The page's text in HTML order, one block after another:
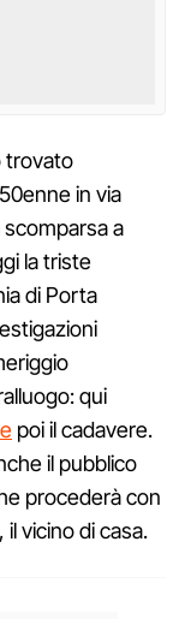
trovato
in via
scomparsa a
la triste
di Porta
qui
poi il cadavere.
il pubblico
procederà con
, il vicino di casa.